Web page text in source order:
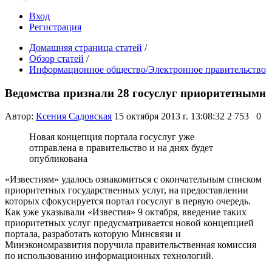
Вход
Регистрация
Домашняя страница статей /
Обзор статей /
Информационное общество/Электронное правительство
Ведомства признали 28 госуслуг приоритетными
Автор: Ксения Садовская 15 октября 2013 г. 13:08:32 2 753 0
Новая концепция портала госуслуг уже
отправлена в правительство и на днях будет
опубликована
«Известиям» удалось ознакомиться с окончательным списком
приоритетных государственных услуг, на предоставлении
которых сфокусируется портал госуслуг в первую очередь.
Как уже указывали «Известия» 9 октября, введение таких
приоритетных услуг предусматривается новой концепцией
портала, разработать которую Минсвязи и
Минэкономразвития поручила правительственная комиссия
по использованию информационных технологий.